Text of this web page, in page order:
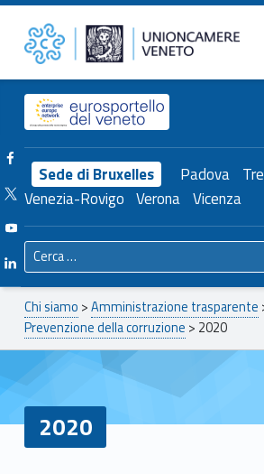
2020 – Unioncamere del Veneto
Header info sidebar
Sede di Bruxelles Padova
Venezia-Rovigo Verona Vicenza
Facebook Unioncamere Veneto
Twitter Unioncamere Veneto
Youtube Unioncamere Veneto
Linkedin Unioncamere Veneto
Ricerca per:
Breadcrumbs navigation
Chi siamo >Amministrazione trasparente
Prevenzione della corruzione > 2020
2020